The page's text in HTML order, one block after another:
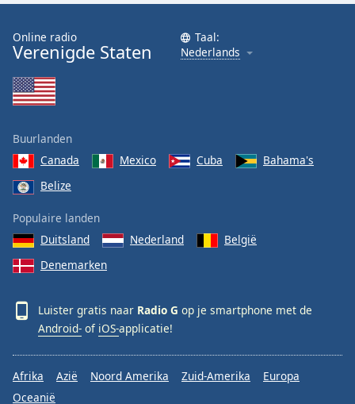
Font
Family
Done
Close
Dialog
dialog
window.
Online radio
Verenigde Staten
Taal:
Nederlands
Buurlanden
Canada
Mexico Cuba
Bahama's
Belize
Populaire landen
Duitsland
Nederland
België
Denemarken
Luister gratis naar Radio G op je smartphone met de
Android- of iOS-applicatie!
Afrika Azië Noord Amerika Zuid-Amerika
Europa
Oceanië